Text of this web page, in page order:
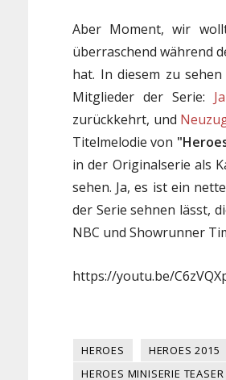
Aber Moment, wir
überraschend während
hat. In diesem zu
Mitglieder der Serie:
zurückkehrt, und
Titelmelodie von
in der Originalserie als
sehen. Ja, es ist ein
der Serie sehnen lässt,
NBC und Showrunner
https://youtu.be/
HEROES HEROES 2015
HEROES MINISERIE TEASER